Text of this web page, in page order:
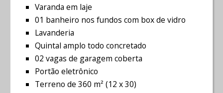
Varanda em laje
01 banheiro nos fundos com box de vidro
Lavanderia
Quintal amplo todo concretado
02 vagas de garagem coberta
Portão eletrônico
Terreno de 360 m² (12 x 30)